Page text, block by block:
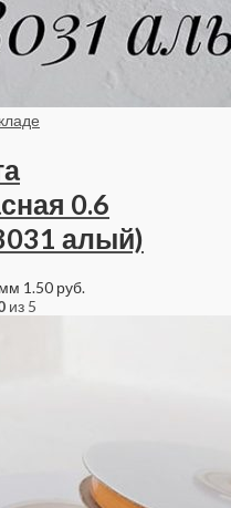
0.6
алый)
1.50 руб.
из 5